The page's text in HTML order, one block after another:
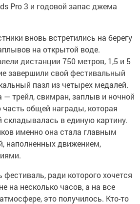
Pro 3 и годовой запас джема
вновь встретились на берегу
на открытой воде.
дистанции 750 метров, 1,5 и 5
завершили свой фестивальный
пазл из четырех медалей.
трейл, свимран, заплыв и ночной
общей награды, которая
складывалась в единую картину.
именно она стала главным
наполненных движением,
ради которого хочется
на несколько часов, а на все
это получилось. Кто-то